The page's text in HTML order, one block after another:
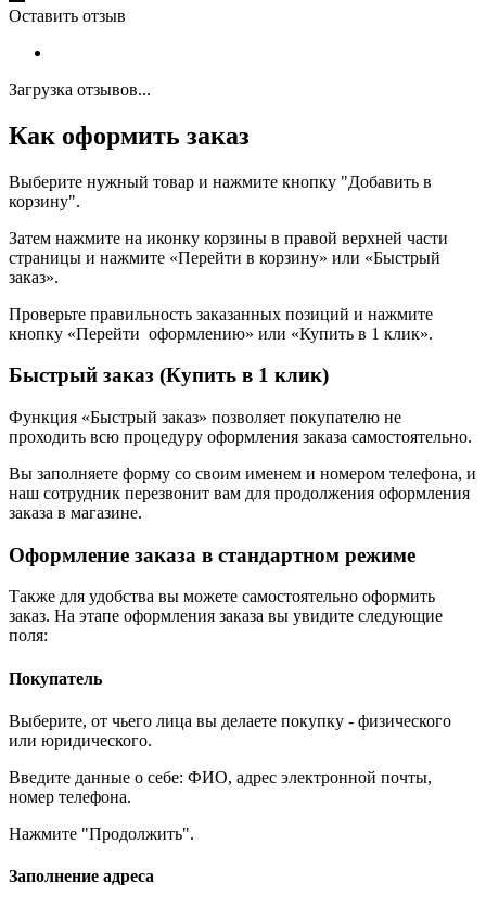
Оставить отзыв
Загрузка отзывов...
Как оформить заказ
Выберите нужный товар и нажмите кнопку "Добавить в
корзину".
Затем нажмите на иконку корзины в правой верхней части
страницы и нажмите «Перейти в корзину» или «Быстрый
заказ».
Проверьте правильность заказанных позиций и нажмите
кнопку «Перейти оформлению» или «Купить в 1 клик».
Быстрый заказ (Купить в 1 клик)
Функция «Быстрый заказ» позволяет покупателю не
проходить всю процедуру оформления заказа самостоятельно.
Вы заполняете форму со своим именем и номером телефона, и
наш сотрудник перезвонит вам для продолжения оформления
заказа в магазине.
Оформление заказа в стандартном режиме
Также для удобства вы можете самостоятельно оформить
заказ. На этапе оформления заказа вы увидите следующие
поля:
Покупатель
Выберите, от чьего лица вы делаете покупку - физического
или юридического.
Введите данные о себе: ФИО, адрес электронной почты,
номер телефона.
Нажмите "Продолжить".
Заполнение адреса